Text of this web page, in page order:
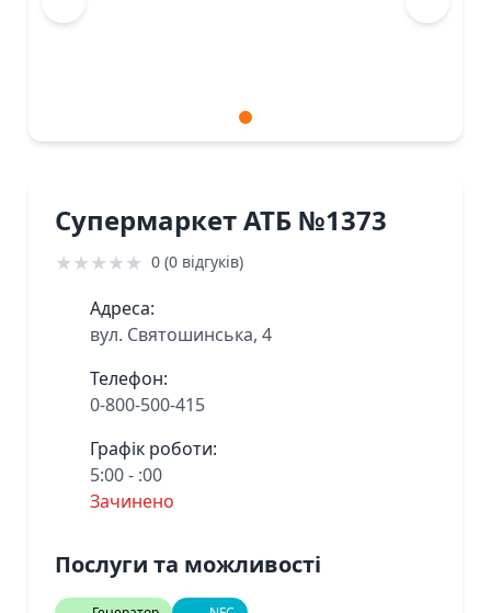
Супермаркет АТБ №1373
★★★★★ 0 (0 відгуків)
Адреса:
вул. Святошинська, 4
Телефон:
0-800-500-415
Графік роботи:
5:00 - :00
Зачинено
Послуги та можливості